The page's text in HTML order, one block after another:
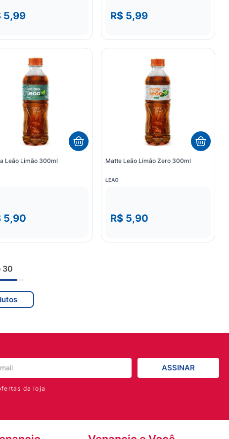
5,99 R$ 5,99
Leão Limão 300ml
5,90
Matte Leão Limão Zero 300ml
LEAO
R$ 5,90
30
ASSINAR
da loja